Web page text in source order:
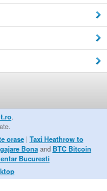
.
orase| Taxi Heathrow to
Bonaand BTC Bitcoin
Bucuresti